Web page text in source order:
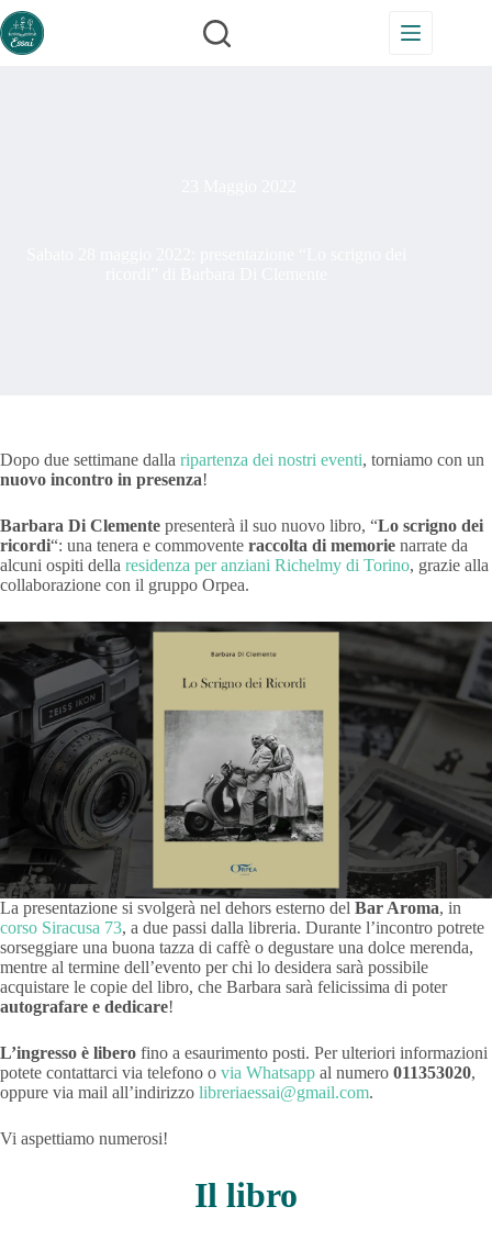
Salta
al
contenuto
Dopo due settimane dalla ripartenza dei nostri eventi, torniamo con un
nuovo incontro in presenza!
Barbara Di Clemente presenterà il suo nuovo libro, “Lo scrigno dei
ricordi“: una tenera e commovente raccolta di memorie narrate da
alcuni ospiti della residenza per anziani Richelmy di Torino, grazie alla
collaborazione con il gruppo Orpea.
La presentazione si svolgerà nel dehors esterno del Bar Aroma, in
corso Siracusa 73, a due passi dalla libreria. Durante l’incontro potrete
sorseggiare una buona tazza di caffè o degustare una dolce merenda,
mentre al termine dell’evento per chi lo desidera sarà possibile
acquistare le copie del libro, che Barbara sarà felicissima di poter
autografare e dedicare!
L’ingresso è libero fino a esaurimento posti. Per ulteriori informazioni
potete contattarci via telefono o via Whatsapp al numero 011353020,
oppure via mail all’indirizzo libreriaessai@gmail.com.
Vi aspettiamo numerosi!
Il libro